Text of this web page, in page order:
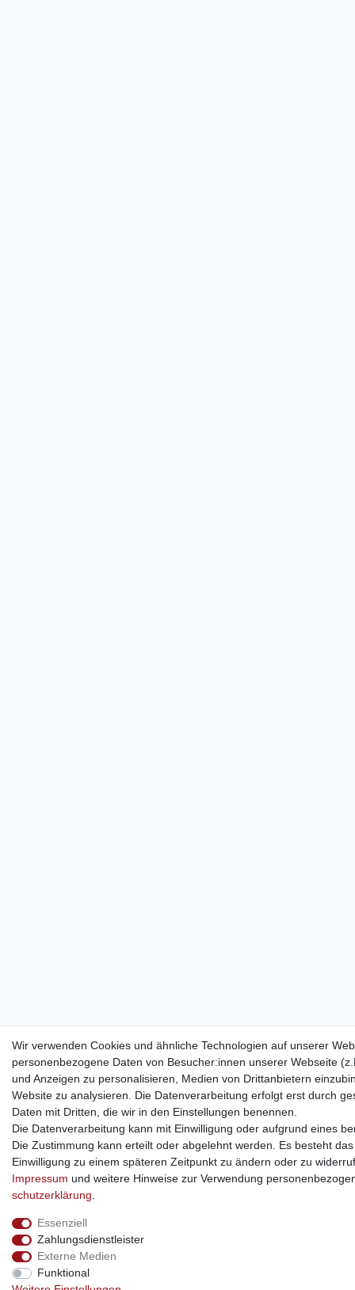
Wir verwenden Cookies und ähnliche Technologien auf unserer
personenbezogene Daten von Besucher:innen unserer Webseite
und Anzeigen zu personalisieren, Medien von Drittanbietern
Website zu analysieren. Die Datenverarbeitung erfolgt erst durch
Daten mit Dritten, die wir in den Einstellungen benennen.
Die Datenverarbeitung kann mit Einwilligung oder aufgrund eines
Die Zustimmung kann erteilt oder abgelehnt werden. Es besteht
Einwilligung zu einem späteren Zeitpunkt zu ändern oder zu
Impressum und weitere Hinweise zur Verwendung
schutz­erklärung
Essenziell
Zahlungsdienstleister
Externe Medien
Funktional